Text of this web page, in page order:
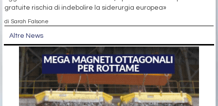
gratuite rischia di indebolire la siderurgia europea»
di Sarah Falsone
Altre News